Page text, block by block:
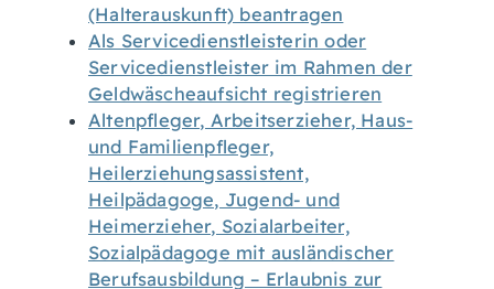
(Halterauskunft) beantragen
Als Servicedienstleisterin oder
Servicedienstleister im Rahmen der
Geldwäscheaufsicht registrieren
Altenpfleger, Arbeitserzieher, Haus-
und Familienpfleger,
Heilerziehungsassistent,
Heilpädagoge, Jugend- und
Heimerzieher, Sozialarbeiter,
Sozialpädagoge mit ausländischer
Berufsausbildung – Erlaubnis zur